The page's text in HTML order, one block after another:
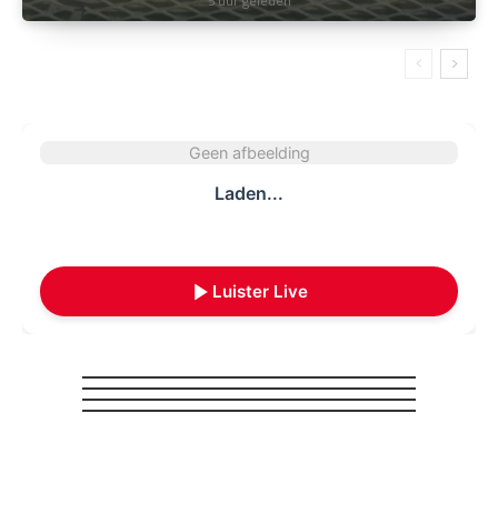
Geen afbeelding
Laden...
Luister Live